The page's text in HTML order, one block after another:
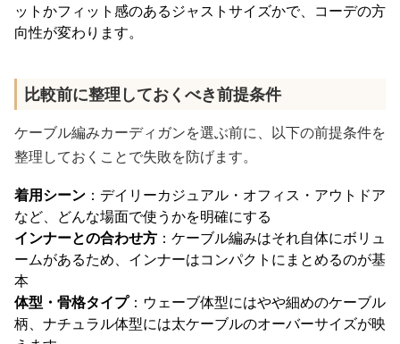
ットかフィット感のあるジャストサイズかで、コーデの方
向性が変わります。
比較前に整理しておくべき前提条件
ケーブル編みカーディガンを選ぶ前に、以下の前提条件を
整理しておくことで失敗を防げます。
着用シーン ：デイリーカジュアル・オフィス・アウトドア
など、どんな場面で使うかを明確にする
インナーとの合わせ方 ：ケーブル編みはそれ自体にボリュ
ームがあるため、インナーはコンパクトにまとめるのが基
本
体型・骨格タイプ：ウェーブ体型にはやや細めのケーブル
柄、ナチュラル体型には太ケーブルのオーバーサイズが映